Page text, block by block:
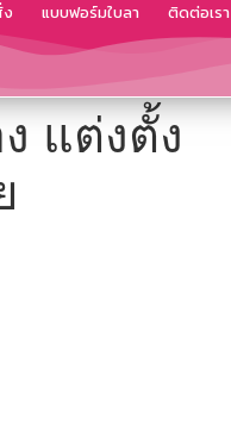
แบบฟอร์มใบลา ติดต่อเรา
แต่งตั้ง